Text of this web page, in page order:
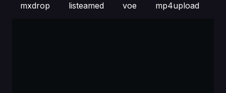
mxdrop listeamed voe mp4upload